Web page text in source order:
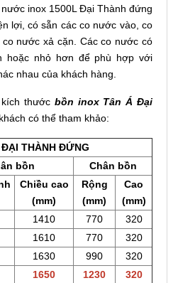
inox 1500L Đại Thành đứng
lợi, có sẵn các co nước vào, co
nước xả cặn. Các co nước có
hoặc nhỏ hơn để phù hợp với
nhau của khách hàng.
thước bồn inox Tân Á Đại
có thể tham khảo:
ĐẠI THÀNH ĐỨNG
bồn
Chân bồn
Chiều cao
(mm)
Rộng
(mm)
Cao
(mm)
1410 770
320
1610 770
320
1630 990
320
1650 1230
320